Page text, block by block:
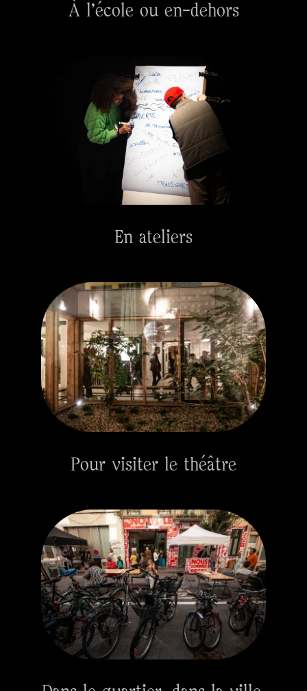
À l'école ou en-dehors
En ateliers
Pour visiter le théâtre